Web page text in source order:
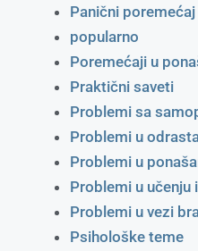
Panični poremećaj
popularno
Poremećaji u
Praktični saveti
Problemi sa
Problemi u
Problemi u
Problemi u učenju
Problemi u vezi
Psihološke teme